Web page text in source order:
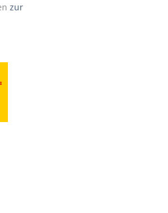
zur